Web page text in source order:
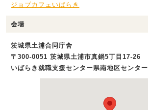
ジョブカフェいばらき
会場
茨城県土浦合同庁舎
〒300-0051 茨城県土浦市真鍋5丁目17-26
いばらき就職支援センター県南地区センター